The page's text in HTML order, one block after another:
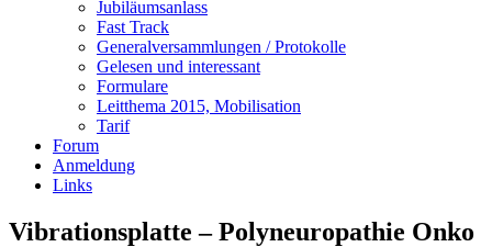
Jubiläumsanlass
Fast Track
Generalversammlungen / Protokolle
Gelesen und interessant
Formulare
Leitthema 2015, Mobilisation
Tarif
Forum
Anmeldung
Links
Vibrationsplatte – Polyneuropathie Onko